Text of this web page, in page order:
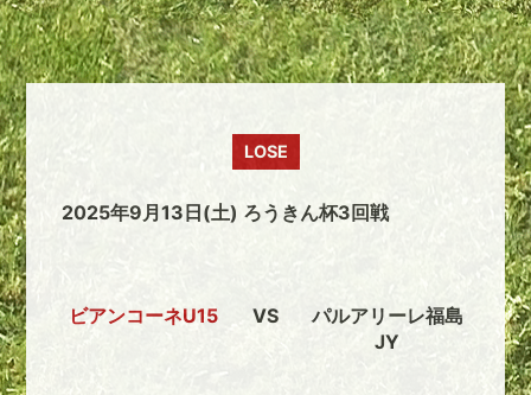
LOSE
2025年9月13日(土) ろうきん杯3回戦
ビアンコーネU15 VS
パルアリーレ福島
JY